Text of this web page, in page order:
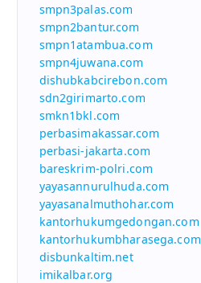
smpn3palas.com
smpn2bantur.com
smpn1atambua.com
smpn4juwana.com
dishubkabcirebon.com
sdn2girimarto.com
smkn1bkl.com
perbasimakassar.com
perbasi-jakarta.com
bareskrim-polri.com
yayasannurulhuda.com
yayasanalmuthohar.com
kantorhukumgedongan.com
kantorhukumbharasega.com
disbunkaltim.net
imikalbar.org